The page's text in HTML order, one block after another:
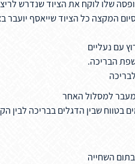
שלו לוקח את הציוד שנדרש
המקצה כל הציודשייאסף יועבר
עם נעליים
למסלול האחר
שבין הדגלים בבריכה לבין
השחייה